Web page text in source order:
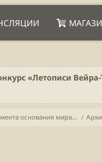
«Летописи Вейра-
Архив Царства (С момента основания мира и по сей день)